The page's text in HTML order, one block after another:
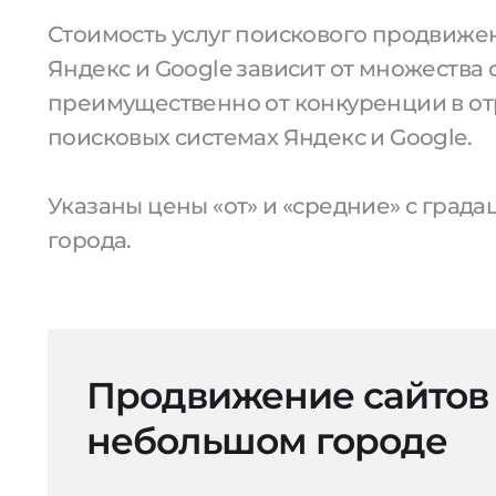
Стоимость услуг поискового
Яндекс и Google зависит от множества
преимущественно от конкуренции в
поисковых системах Яндекс и Google.
Указаны цены «от» и «средние» с
города.
Продвижение сайтов
небольшом городе